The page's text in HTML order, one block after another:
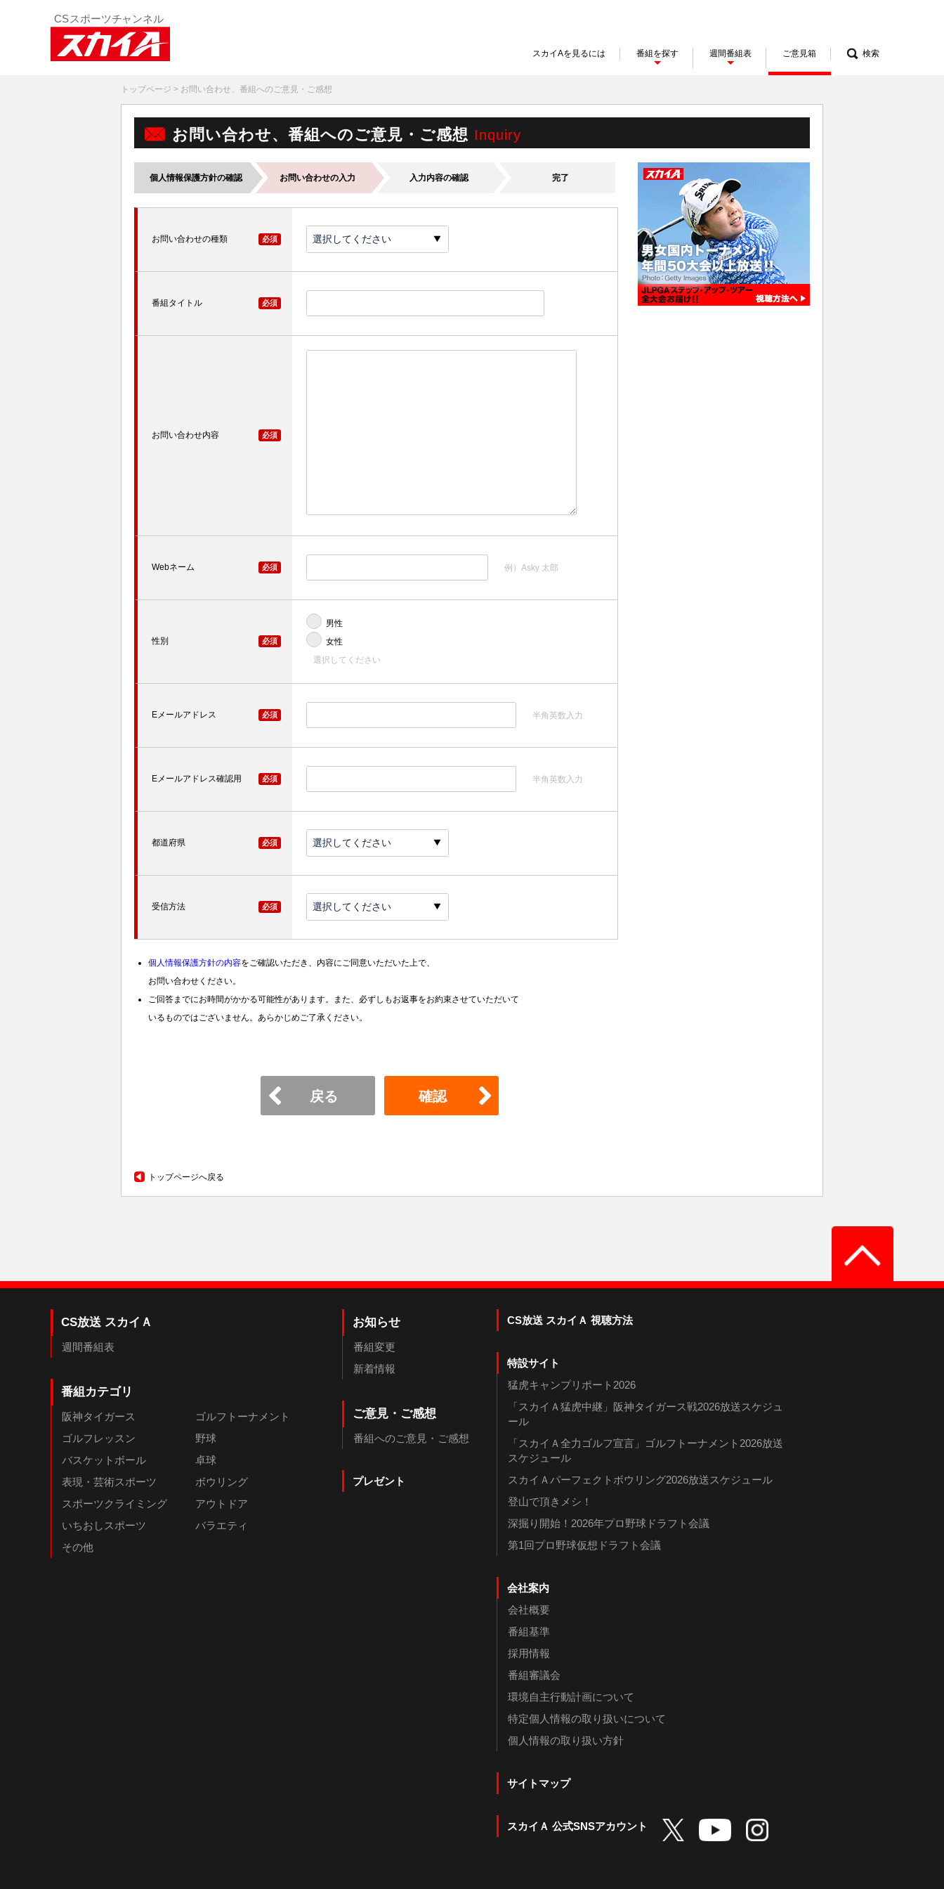
スカイAを見るには 番組を探す 週間番組表 ご意見箱 検索
トップページ > お問い合わせ、番組へのご意見・ご感想
お問い合わせ、番組へのご意見・ご感想 Inquiry
個人情報保護方針の確認 お問い合わせの入力 入力内容の確認 完了
お問い合わせの種類 必須 選択してください
番組タイトル 必須
お問い合わせ内容 必須
Webネーム 必須 例）Asky 太郎
性別 必須
男性
女性
選択してください
Eメールアドレス 必須 半角英数入力
Eメールアドレス確認用 必須 半角英数入力
都道府県 必須 選択してください
受信方法 必須 選択してください
個人情報保護方針の内容をご確認いただき、内容にご同意いただいた上で、
お問い合わせください。
ご回答までにお時間がかかる可能性があります。また、必ずしもお返事をお約束させていただいて
いるものではございません。あらかじめご了承ください。
戻る 確認
トップページへ戻る
CS放送 スカイＡ
週間番組表
番組カテゴリ
阪神タイガース
ゴルフトーナメント
ゴルフレッスン
野球
バスケットボール
卓球
表現・芸術スポーツ
ボウリング
スポーツクライミング
アウトドア
いちおしスポーツ
バラエティ
その他
お知らせ
番組変更
新着情報
ご意見・ご感想
番組へのご意見・ご感想
プレゼント
CS放送 スカイＡ 視聴方法
特設サイト
猛虎キャンプリポート2026
「スカイＡ猛虎中継」阪神タイガース戦2026放送スケジュ
ール
「スカイＡ全力ゴルフ宣言」ゴルフトーナメント2026放送
スケジュール
スカイＡパーフェクトボウリング2026放送スケジュール
登山で頂きメシ！
深掘り開始！2026年プロ野球ドラフト会議
第1回プロ野球仮想ドラフト会議
会社案内
会社概要
番組基準
採用情報
番組審議会
環境自主行動計画について
特定個人情報の取り扱いについて
個人情報の取り扱い方針
サイトマップ
スカイＡ 公式SNSアカウント